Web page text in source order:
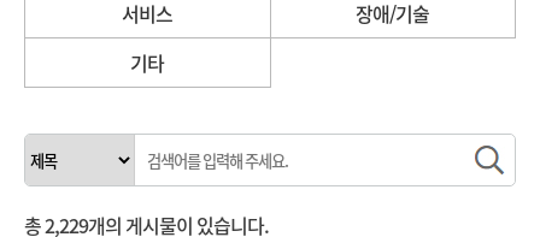
서비스
장애/기술
기타
총2,229개의 게시물이 있습니다.